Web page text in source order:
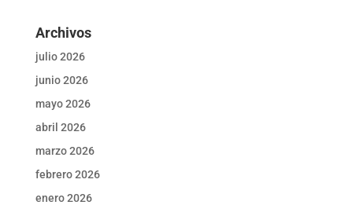
Archivos
julio 2026
junio 2026
mayo 2026
abril 2026
marzo 2026
febrero 2026
enero 2026